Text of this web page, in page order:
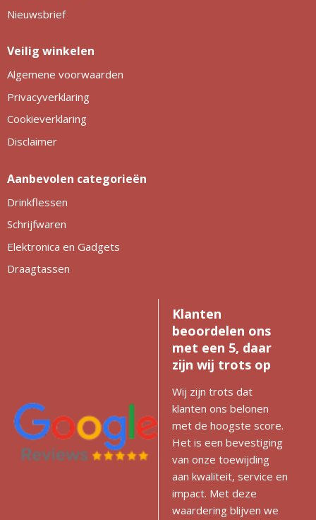
Nieuwsbrief
Veilig winkelen
Algemene voorwaarden
Privacyverklaring
Cookieverklaring
Disclaimer
Aanbevolen categorieën
Drinkflessen
Schrijfwaren
Elektronica en Gadgets
Draagtassen
Klanten
beoordelen ons
met een 5, daar
zijn wij trots op
Wij zijn trots dat
klanten ons belonen
met de hoogste score.
Het is een bevestiging
van onze toewijding
aan kwaliteit, service en
impact. Met deze
waardering blijven we